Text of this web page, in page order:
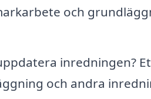
och
inredningen?
och andra